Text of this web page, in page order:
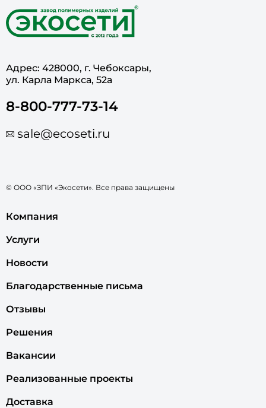
Адрес: 428000, г. Чебоксары,
ул. Карла Маркса, 52а
8-800-777-73-14
sale@ecoseti.ru
© ООО «ЗПИ «Экосети». Все права защищены
Компания
Услуги
Новости
Благодарственные письма
Отзывы
Решения
Вакансии
Реализованные проекты
Доставка